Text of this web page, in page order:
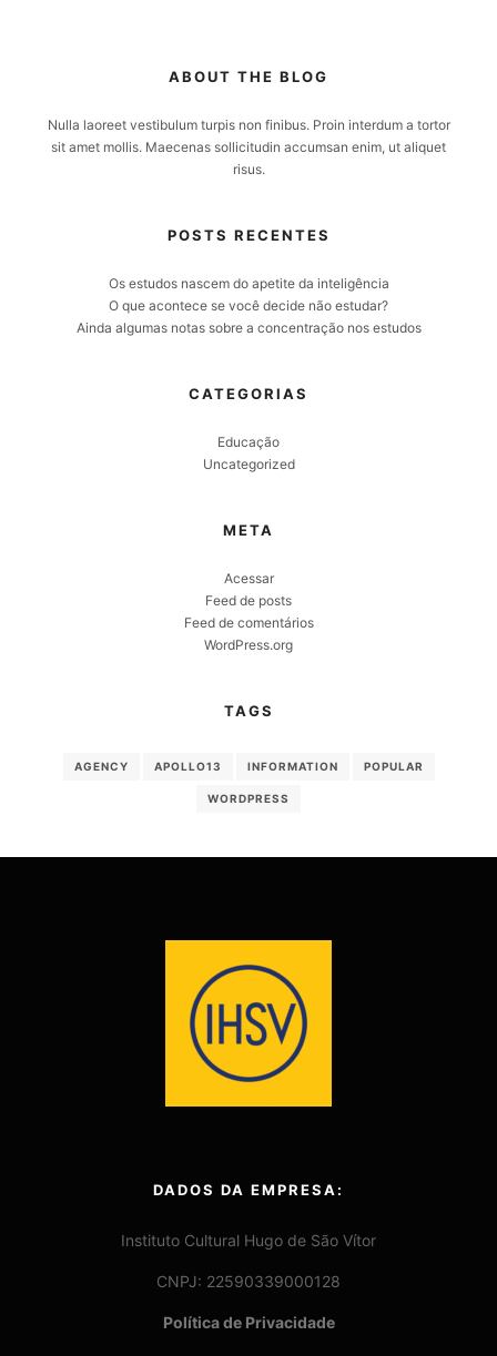
ABOUT THE BLOG
Nulla laoreet vestibulum turpis non finibus. Proin interdum a tortor
sit amet mollis. Maecenas sollicitudin accumsan enim, ut aliquet
risus.
POSTS RECENTES
Os estudos nascem do apetite da inteligência
O que acontece se você decide não estudar?
Ainda algumas notas sobre a concentração nos estudos
CATEGORIAS
Educação
Uncategorized
META
Acessar
Feed de posts
Feed de comentários
WordPress.org
TAGS
AGENCY APOLLO13 INFORMATION POPULAR
WORDPRESS
DADOS DA EMPRESA:
Instituto Cultural Hugo de São Vítor
CNPJ: 22590339000128
Política de Privacidade